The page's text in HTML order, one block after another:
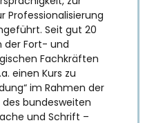
Professionalisierung
Seit gut 20
der Fort- und
Fachkräften
einen Kurs zu
im Rahmen der
bundesweiten
und Schrift –